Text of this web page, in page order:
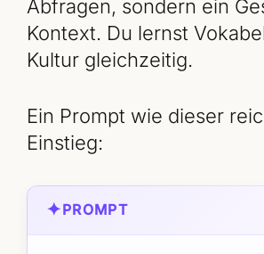
Abfragen, sondern ein
Kontext. Du lernst
Kultur gleichzeitig.
Ein Prompt wie dieser
Einstieg:
✦ PROMPT